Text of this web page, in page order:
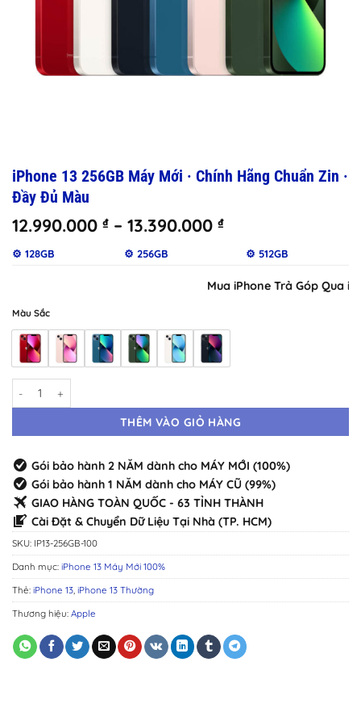
iPhone 13 256GB Máy Mới · Chính Hãng Chuẩn Zin ·
Đầy Đủ Màu
12.990.000 ₫ – 13.390.000 ₫Khoảng
12.990.000 ₫
đến
⚙️ 128GB ⚙️ 256GB ⚙️ 512GB
Mua iPhone Trả Góp Qua
Màu Sắc
iPhone 13 256GB Máy Mới · Chính Hãng Chuẩn Zin · Đầy Đủ Màu số
THÊM VÀO GIỎ HÀNG
Gói bảo hành 2 NĂM dành cho MÁY MỚI (100%)
Gói bảo hành 1 NĂM dành cho MÁY CŨ (99%)
GIAO HÀNG TOÀN QUỐC - 63 TỈNH THÀNH
Cài Đặt & Chuyển Dữ Liệu Tại Nhà (TP. HCM)
SKU: IP13-256GB-100
Danh mục: iPhone 13 Máy Mới 100%
Thẻ: iPhone 13, iPhone 13 Thường
Thương hiệu: Apple